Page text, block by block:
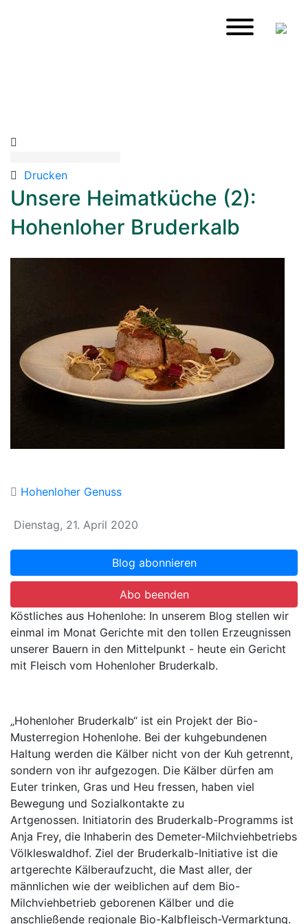
Drucken
Unsere Heimatküche (2):
Hohenloher Bruderkalb
Hohenloher Genuss
Dienstag, 21. April 2020
Blog abonnieren
Abo beenden
Köstliches aus Hohenlohe: In unserem Blog stellen wir
einmal im Monat Gerichte mit den tollen Erzeugnissen
unserer Bauern in den Mittelpunkt - heute ein Gericht
mit Fleisch vom Hohenloher Bruderkalb.
„Hohenloher Bruderkalb“ ist ein Projekt der Bio-
Musterregion Hohenlohe. Bei der kuhgebundenen
Haltung werden die Kälber nicht von der Kuh getrennt,
sondern von ihr aufgezogen. Die Kälber dürfen am
Euter trinken, Gras und Heu fressen, haben viel
Bewegung und Sozialkontakte zu
Artgenossen. Initiatorin des Bruderkalb-Programms ist
Anja Frey, die Inhaberin des Demeter-Milchviehbetriebs
Völkleswaldhof. Ziel der Bruderkalb-Initiative ist die
artgerechte Kälberaufzucht, die Mast aller, der
männlichen wie der weiblichen auf dem Bio-
Milchviehbetrieb geborenen Kälber und die
anschließende regionale Bio-Kalbfleisch-Vermarktung.